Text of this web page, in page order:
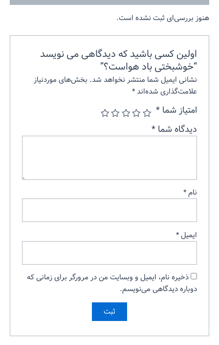
هنوز بررسی‌ای ثبت نشده است.
اولین کسی باشید که دیدگاهی می نویسد
“خوشبختی باد هواست؟”
نشانی ایمیل شما منتشر نخواهد شد. بخش‌های موردنیاز
علامت‌گذاری شده‌اند*
امتیاز شما*
دیدگاه شما*
نام*
ایمیل*
ذخیره نام، ایمیل و وبسایت من در مرورگر برای زمانی که
دوباره دیدگاهی می‌نویسم.